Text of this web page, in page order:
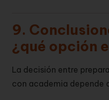
9.
¿qué opción
La decisión entre
con academia depende